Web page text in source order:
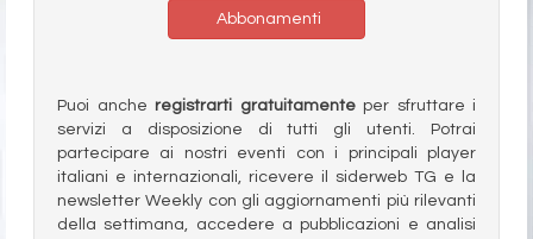
Abbonamenti
Puoi anche registrarti gratuitamenteper sfruttare i
servizi a disposizione di tutti gli utenti. Potrai
partecipare ai nostri eventi con i principali player
italiani e internazionali, ricevere il siderweb TG e la
newsletter Weekly con gli aggiornamenti più rilevanti
della settimana, accedere a pubblicazioni e analisi